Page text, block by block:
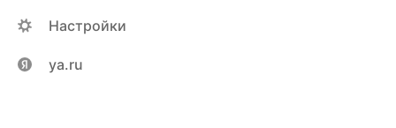
Настройки
ya.ru